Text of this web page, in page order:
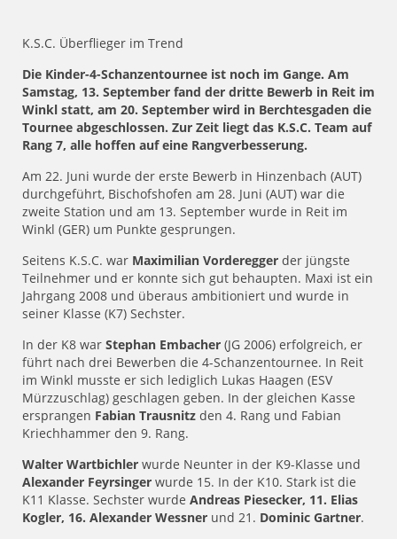
K.S.C. Überflieger im Trend
Die Kinder-4-Schanzentournee ist noch im Gange. Am
Samstag, 13. September fand der dritte Bewerb in Reit im
Winkl statt, am 20. September wird in Berchtesgaden die
Tournee abgeschlossen. Zur Zeit liegt das K.S.C. Team auf
Rang 7, alle hoffen auf eine Rangverbesserung.
Am 22. Juni wurde der erste Bewerb in Hinzenbach (AUT)
durchgeführt, Bischofshofen am 28. Juni (AUT) war die
zweite Station und am 13. September wurde in Reit im
Winkl (GER) um Punkte gesprungen.
Seitens K.S.C. war Maximilian Vorderegger der jüngste
Teilnehmer und er konnte sich gut behaupten. Maxi ist ein
Jahrgang 2008 und überaus ambitioniert und wurde in
seiner Klasse (K7) Sechster.
In der K8 war Stephan Embacher (JG 2006) erfolgreich, er
führt nach drei Bewerben die 4-Schanzentournee. In Reit
im Winkl musste er sich lediglich Lukas Haagen (ESV
Mürzzuschlag) geschlagen geben. In der gleichen Kasse
ersprangen Fabian Trausnitz den 4. Rang und Fabian
Kriechhammer den 9. Rang.
Walter Wartbichler wurde Neunter in der K9-Klasse und
Alexander Feyrsinger wurde 15. In der K10. Stark ist die
K11 Klasse. Sechster wurde Andreas Piesecker, 11. Elias
Kogler, 16. Alexander Wessner und 21. Dominic Gartner.